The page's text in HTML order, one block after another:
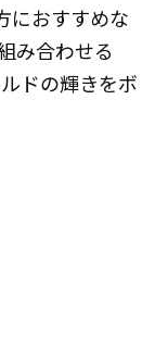
におすすめな
み合わせる
ドの輝きをボ